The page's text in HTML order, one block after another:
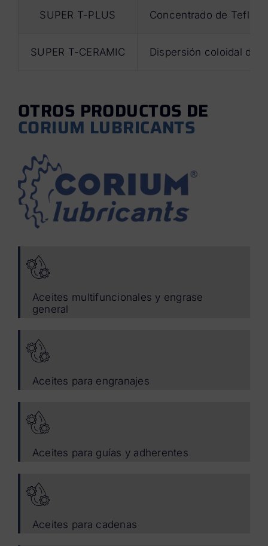
SUPER T-PLUS Concentrado de Teflón
SUPER T-CERAMIC Dispersión coloidal de
OTROS PRODUCTOS DE
CORIUM LUBRICANTS
Aceites multifuncionales y engrase
general
Aceites para engranajes
Aceites para guías y adherentes
Aceites para cadenas